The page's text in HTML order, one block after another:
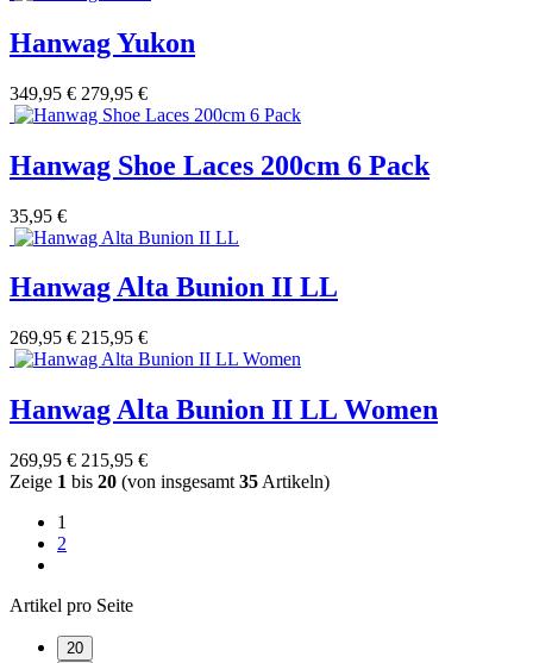
Hanwag Yukon
349,95 € 279,95 €
Hanwag Shoe Laces 200cm 6 Pack
35,95 €
Hanwag Alta Bunion II LL
269,95 € 215,95 €
Hanwag Alta Bunion II LL Women
269,95 € 215,95 €
Zeige 1 bis 20 (von insgesamt 35 Artikeln)
1
2
Artikel pro Seite
20